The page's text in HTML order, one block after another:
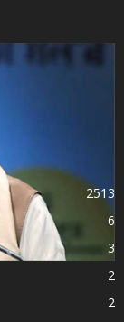
उत्तराखंड दौरा:
2513
6
3
2
2